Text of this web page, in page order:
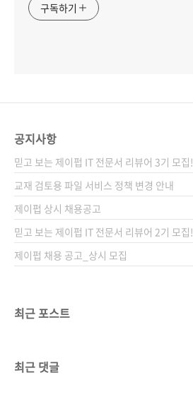
구독하기
공지사항
믿고 보는 제이펍 IT 전문서 리뷰어 3기 모집!
교재 검토용 파일 서비스 정책 변경 안내
제이펍 상시 채용공고
믿고 보는 제이펍 IT 전문서 리뷰어 2기 모집!
제이펍 채용 공고_상시 모집
최근 포스트
최근 댓글